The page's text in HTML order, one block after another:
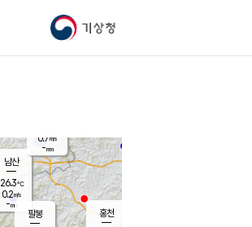
기상청
남산
26.3℃
0.2m/s
-mm
팔봉
홍천
0.7 m/s
-mm